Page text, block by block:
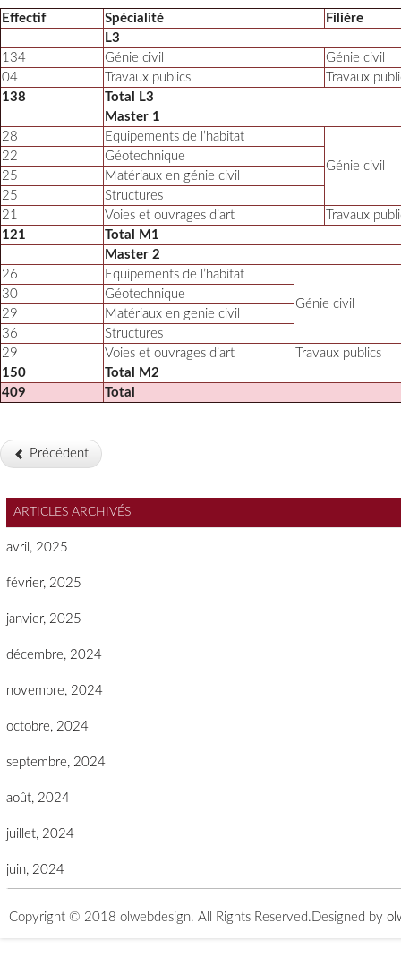
Effectif Spécialité
Filiére
L3
134
Génie civil
Génie civil
04
Travaux publics
Travaux
138
Total L3
Master 1
28
Equipements de l’habitat
Génie civil
22
Géotechnique
25
Matériaux en génie civil
25
Structures
21
Voies et ouvrages d’art
Travaux
121
Total M1
Master 2
26
Equipements de l’habitat
Génie civil
30
Géotechnique
29
Matériaux en genie civil
36
Structures
29
Voies et ouvrages d’art
Travaux publics
150
Total M2
409
Total
Précédent
ARTICLES ARCHIVÉS
avril, 2025
février, 2025
janvier, 2025
décembre, 2024
novembre, 2024
octobre, 2024
septembre, 2024
août, 2024
juillet, 2024
juin, 2024
Copyright © 2018 olwebdesign. All Rights Reserved. Designed by